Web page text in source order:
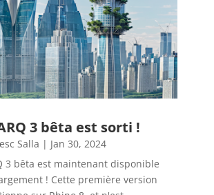
3 bêta est sorti !
Salla | Jan 30, 2024
3 bêta est maintenant disponible
! Cette première version